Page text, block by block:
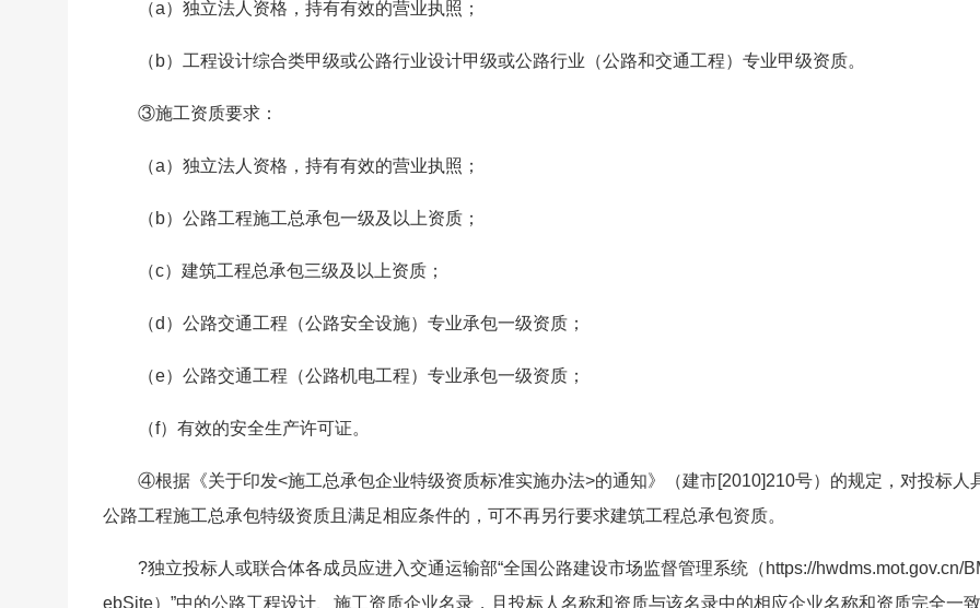
（a）独立法人资格，持有有效的营业执照；
（b）工程设计综合类甲级或公路行业设计甲级或公路行业（公路和交通工程）专业甲级资质。
③施工资质要求：
（a）独立法人资格，持有有效的营业执照；
（b）公路工程施工总承包一级及以上资质；
（c）建筑工程总承包三级及以上资质；
（d）公路交通工程（公路安全设施）专业承包一级资质；
（e）公路交通工程（公路机电工程）专业承包一级资质；
（f）有效的安全生产许可证。
④根据《关于印发<施工总承包企业特级资质标准实施办法>的通知》（建市[2010]210号）的规定，对投标人
公路工程施工总承包特级资质且满足相应条件的，可不再另行要求建筑工程总承包资质。
?独立投标人或联合体各成员应进入交通运输部“全国公路建设市场监督管理系统（https://hwdms.mot.gov.cn/
ebSite）”中的公路工程设计、施工资质企业名录，且投标人名称和资质与该名录中的相应企业名称和资质完全一致